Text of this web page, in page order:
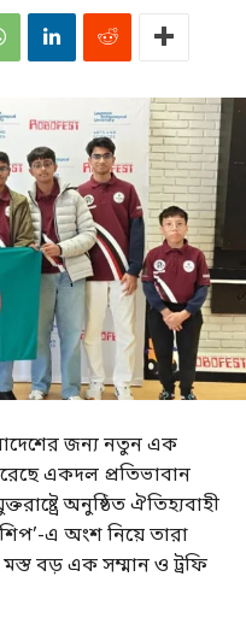
জন্য নতুন এক
একদল প্রতিভাবান
অনুষ্ঠিত ঐতিহ্যবাহী
এ অংশ নিয়ে তারা
বড় এক সম্মান ও ট্রফি